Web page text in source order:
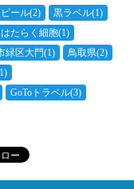
ビール(2) 黒ラベル(1)
はたらく細胞(1)
緑区大門(1) 鳥取県(2)
GoToトラベル(3)